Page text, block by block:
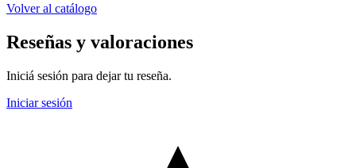
Volver al catálogo
Reseñas y valoraciones
Iniciá sesión para dejar tu reseña.
Iniciar sesión